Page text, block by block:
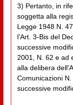
3) Pertanto, in
soggetta alla
Legge 1948 N.
l’Art. 3-Bis del
successive
2001, N. 62 e ad
alla delibera
Comunicazioni
successive